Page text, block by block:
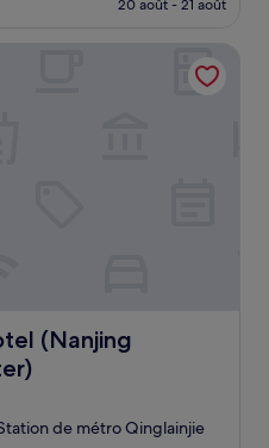
de
55 €
20 août - 21 août
(Nanjing
Olympic Sports Center)
de métro Qinglainjie
Olympic Sports Center)